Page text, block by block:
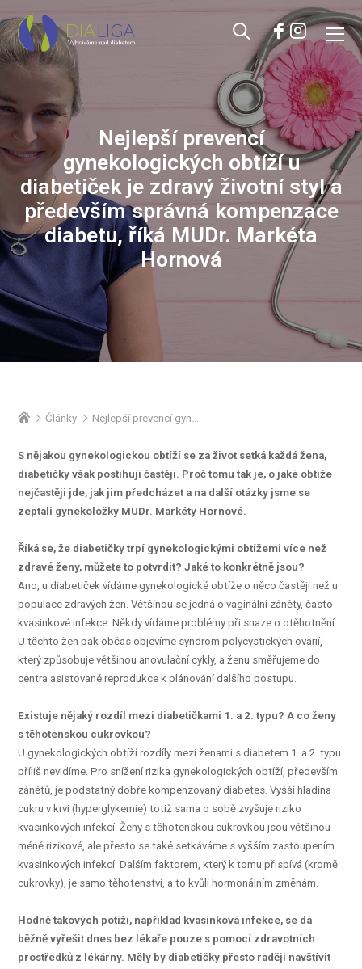
Nejlepší prevencí
gynekologických obtíží u
diabetiček je zdravý životní styl a
především správná kompenzace
diabetu, říká MUDr. Markéta
Hornová
Články
S nějakou gynekologickou obtíží se za život setká každá žena,
diabetičky však postihují častěji. Proč tomu tak je, o jaké obtíže
nejčastěji jde, jak jim předcházet a na další otázky jsme se
zeptali gynekoložky MUDr. Markéty Hornové.
Říká se, že diabetičky trpí gynekologickými obtížemi více než
zdravé ženy, můžete to potvrdit? Jaké to konkrétně jsou?
Ano, u diabetiček vídáme gynekologické obtíže o něco častěji než u
populace zdravých žen. Většinou se jedná o vaginální záněty, často
kvasinkové infekce. Někdy vídáme problémy při snaze o otěhotnění.
U těchto žen pak občas objevíme syndrom polycystických ovarií,
který způsobuje většinou anovulační cykly, a ženu směřujeme do
centra asistované reprodukce k plánování dalšího postupu.
Existuje nějaký rozdíl mezi diabetičkami 1. a 2. typu? A co ženy
s těhotenskou cukrovkou?
U gynekologických obtíží rozdíly mezi ženami s diabetem 1. a 2. typu
příliš nevidíme. Pro snížení rizika gynekologických obtíží, především
zánětů, je podstatný dobře kompenzovaný diabetes. Vyšší hladina
cukru v krvi (hyperglykemie) totiž sama o sobě zvyšuje riziko
kvasinkových infekcí. Ženy s těhotenskou cukrovkou jsou většinou
méně rizikové, ale přesto se také setkáváme s vyšším zastoupením
kvasinkových infekcí. Dalším faktorem, který k tomu přispívá (kromě
cukrovky), je samo těhotenství, a to kvůli hormonálním změnám.
Hodně takových potíží, například kvasinková infekce, se dá
běžně vyřešit dnes bez lékaře pouze s pomocí zdravotních
prostředků z lékárny. Měly by diabetičky přesto raději navštívit